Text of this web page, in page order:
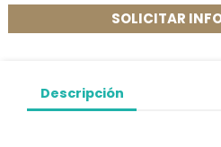
SOLICITAR
Descripción